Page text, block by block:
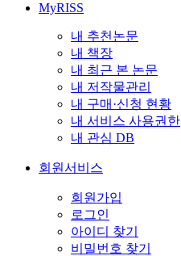
MyRISS
내 추천논문
내 책장
내 최근 본 논문
내 저작물관리
내 구매·신청 현황
내 서비스 사용권한
내 관심 DB
회원서비스
회원가입
로그인
아이디 찾기
비밀번호 찾기